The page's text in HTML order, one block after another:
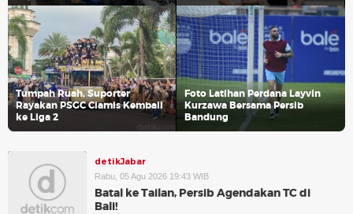
Tumpah Ruah, Suporter
Rayakan PSGC Ciamis Kembali
ke Liga 2
Foto Latihan Perdana Layvin
Kurzawa Bersama Persib
Bandung
detikJabar
Rabu, 05 Agu 2026 19:43 WIB
Batal ke Tailan, Persib Agendakan TC di
Bali!